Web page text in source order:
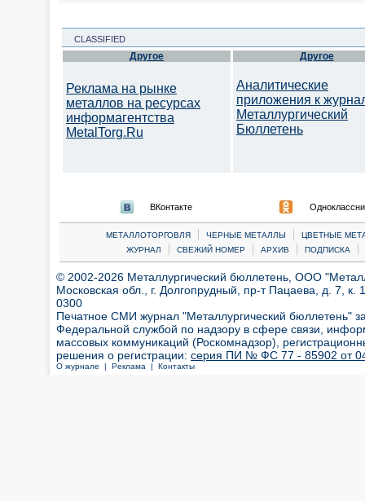
CLASSIFIED
Другое
Реклама на рынке
металлов на ресурсах
информагентства
MetalTorg.Ru
Другое
Аналитические
приложения к
Металлургический
Бюллетень
ВКонтакте
МЕТАЛЛОТОРГОВЛЯ | ЧЕРНЫЕ МЕТАЛЛЫ |
ЦВЕТНЫЕ
ЖУРНАЛ
| СВЕЖИЙ НОМЕР | АРХИВ | ПОДПИСКА |
© 2002-2026 Металлургический бюллетень, ООО
Московская обл., г. Долгопрудный, пр-т Пацаева, д. 7,
0300
Печатное СМИ журнал "Металлургический бюллетень"
Федеральной службой по надзору в сфере связи,
массовых коммуникаций (Роскомнадзор),
решения о регистрации: серия ПИ № ФС 77 - 85902 от 04
О журнале | Реклама | Контакты